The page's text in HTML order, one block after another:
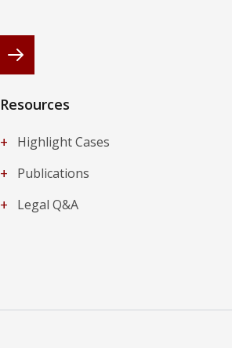
Subscribe
Resources
+
Highlight Cases
+ Publications
+ Legal Q&A